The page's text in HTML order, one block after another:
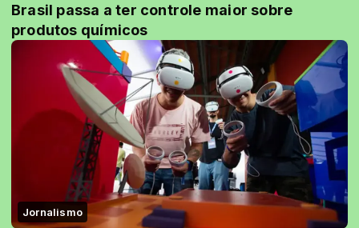
Brasil passa a ter controle maior sobre
produtos químicos
Jornalismo